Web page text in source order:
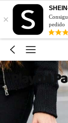
×
pedido